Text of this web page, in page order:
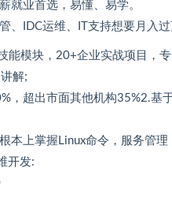
就业首选，易懂、易学。
、IDC运维、IT支持想要月入
能模块，20+企业实战项目，
解;
，超出市面其他机构35%2.基
本上掌握Linux命令，服务管
开发: